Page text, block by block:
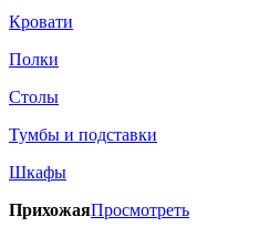
Кровати
Полки
Столы
Тумбы и подставки
Шкафы
ПрихожаяПросмотреть